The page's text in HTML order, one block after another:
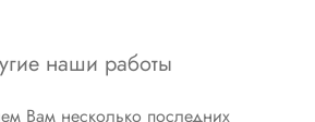
наши работы
Вам несколько последних